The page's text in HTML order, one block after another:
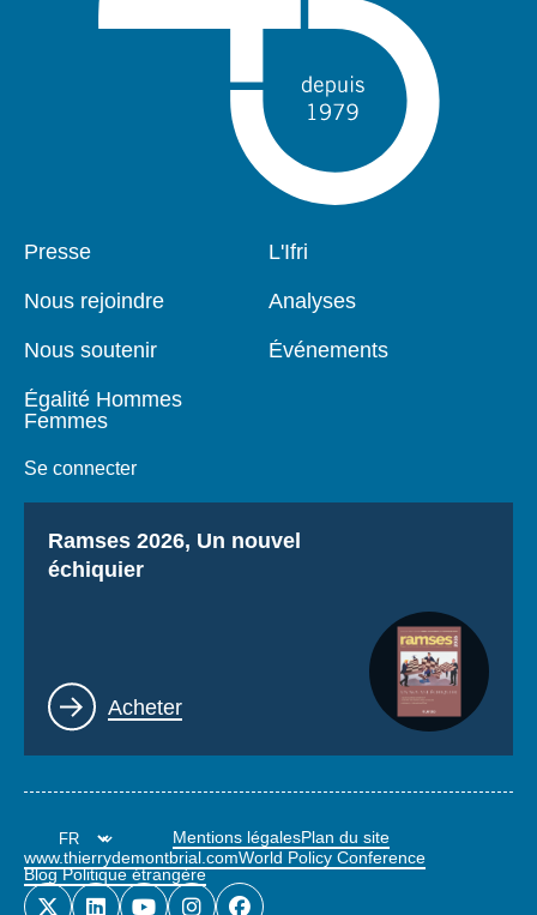
Pied
Presse
Nous rejoindre
Nous soutenir
Égalité Hommes
Femmes
Se connecter
Navigation
L'Ifri
Analyses
Événements
Titre
Ramses 2026, Un nouvel
échiquier
Lien
Acheter
Mentions légalesPlan du site
www.thierrydemontbrial.comWorld Policy Conference
Blog Politique étrangère